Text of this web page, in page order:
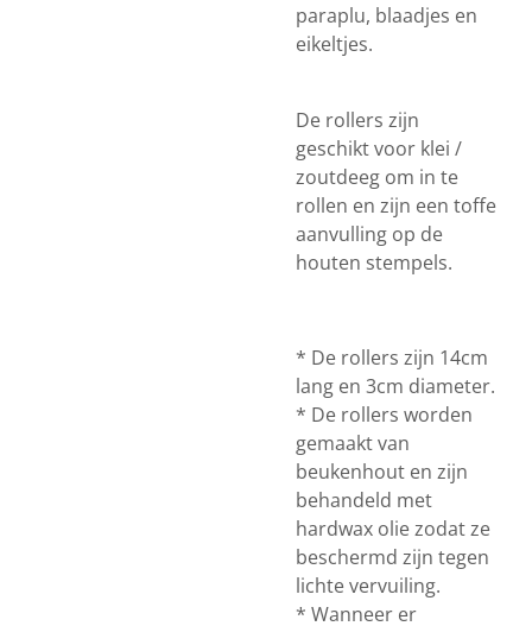
paraplu, blaadjes en
eikeltjes.
De rollers zijn
geschikt voor klei /
zoutdeeg om in te
rollen en zijn een toffe
aanvulling op de
houten stempels.
* De rollers zijn 14cm
lang en 3cm diameter.
* De rollers worden
gemaakt van
beukenhout en zijn
behandeld met
hardwax olie zodat ze
beschermd zijn tegen
lichte vervuiling.
* Wanneer er